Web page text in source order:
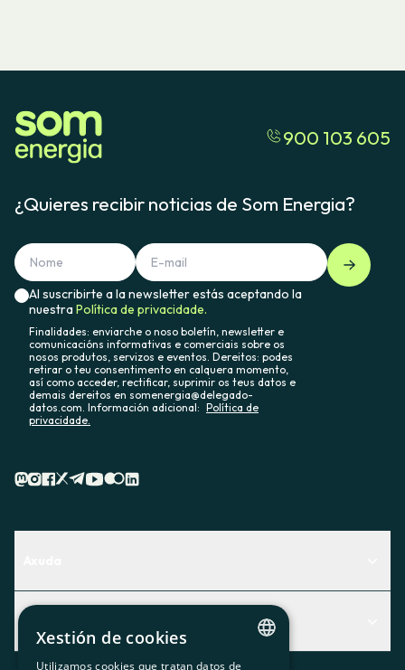
900 103 605
¿Quieres recibir noticias de Som Energia?
Al suscribirte a la newsletter estás aceptando la
nuestraPolítica de privacidade.
Finalidades: enviarche o noso boletín, newsletter e
comunicacións informativas e comerciais sobre os
nosos produtos, servizos e eventos. Dereitos: podes
retirar o teu consentimento en calquera momento,
así como acceder, rectificar, suprimir os teus datos e
demais dereitos en somenergia@delegado-
datos.com. Información adicional: Política de
privacidade.
Descubre qué servicio te encaja mejor
Contacto
Actualidad
Xestión de cookies
Utilizamos cookies que tratan datos de